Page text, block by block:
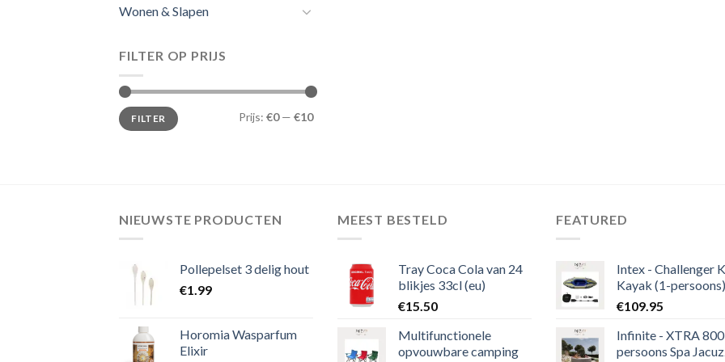
Wonen & Slapen
FILTER OP PRIJS
Min.
prijs
Max.
prijsFILTER Prijs: €0— €10
NIEUWSTE PRODUCTEN
Pollepelset 3 delig hout
€1.99
Horomia Wasparfum
Elixir
MEEST BESTELD
Tray Coca Cola van 24
blikjes 33cl (eu)
€15.50
Multifunctionele
opvouwbare camping
FEATURED
Intex - Challenger
Kayak (1-persoons)
€109.95
Infinite - XTRA
persoons Spa